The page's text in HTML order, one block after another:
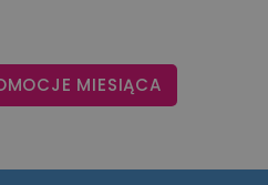
MIESIĄCA